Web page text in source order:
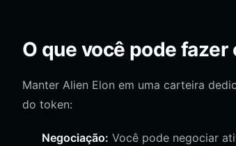
O que você pode
Manter Alien Elon em uma carteira
do token:
Negociação: Você pode negociar